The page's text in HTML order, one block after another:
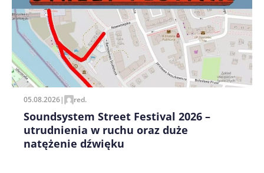
Zapamiętaj moje dane w tej przeglądarce podczas
pisania kolejnych komentarzy.
05.08.2026| red.
Soundsystem Street Festival 2026 –
utrudnienia w ruchu oraz duże
natężenie dźwięku